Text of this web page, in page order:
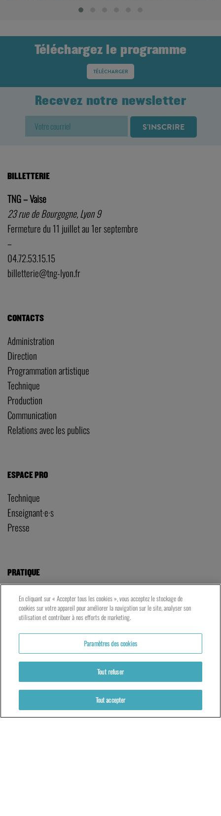
Téléchargez le programme
TÉLÉCHARGER
Recevez notre newsletter
BILLETTERIE
TNG – Vaise
23 rue de Bourgogne, Lyon 9
Fermeture du 11 juillet au 1er septembre
–
04.72.53.15.15
billetterie@tng-lyon.fr
CONTACTS
Administration
Direction
Programmation artistique
Technique
Production
Communication
Relations avec les publics
ESPACE PRO
Technique
Enseignant·e·s
Presse
PRATIQUE
Tarifs et réservations
Votre venue au TNG
ACCÈS
LE TNG – VAISE
23 rue de Bourgogne – Lyon 9ème
En cliquant sur « Accepter tous les cookies », vous acceptez le stockage de
cookies sur votre appareil pour améliorer la navigation sur le site, analyser son
utilisation et contribuer à nos efforts de marketing.
Paramètres des cookies
Tout refuser
Tout accepter